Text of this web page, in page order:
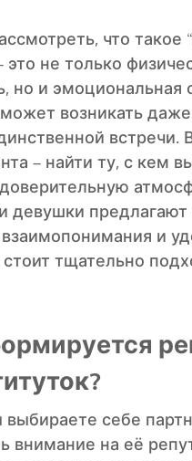
что такое
это не только
но и эмоциональная
возникать
встречи.
– найти ту, с кем
девушки
и
тщательно
выбираете себе
внимание на её